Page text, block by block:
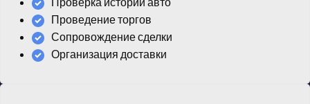
Проведение торгов
Сопровождение сделки
Организация доставки